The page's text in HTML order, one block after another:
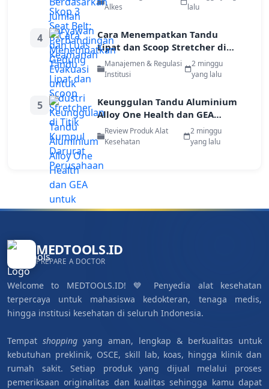
Industri
Alkes
lalu
4
Cara Menempatkan Tandu
Lipat dan Scoop Stretcher di
Titik Kumpul Darurat
Perusahaan
Manajemen & Regulasi
Institusi
2 minggu
yang lalu
5
Keunggulan Tandu Aluminium
Alloy One Health dan GEA
untuk Evakuasi Pekerja di Area
Terbatas
Review Produk Alat
Kesehatan
2 minggu
yang lalu
MEDTOOLS.ID
PREPARE A DOCTOR
Welcome to MEDTOOLS.ID! 💙 Penyedia alat kesehatan
terpercaya untuk mahasiswa kedokteran, tenaga medis,
hingga institusi kesehatan di seluruh Indonesia.
Tempat shopping yang aman, lengkap & berkualitas untuk
kebutuhan preklinik, OSCE, skill lab, koas, hingga klinik dan
rumah sakit. Setiap produk yang dijual melalui proses
pemeriksaan originalitas dan kualitas sehingga kamu dapat